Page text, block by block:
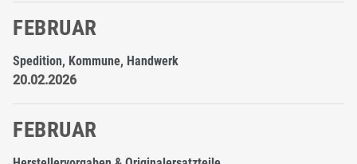
FEBRUAR
Spedition, Kommune, Handwerk
20.02.2026
FEBRUAR